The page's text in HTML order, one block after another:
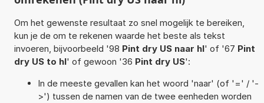
Om het gewenste resultaat zo snel mogelijk te bereiken,
kun je de om te rekenen waarde het beste als tekst
invoeren, bijvoorbeeld '98 Pint dry US naar hl' of '67 Pint
dry US to hl' of gewoon '36 Pint dry US':
In de meeste gevallen kan het woord 'naar' (of '=' / '-
>') tussen de namen van de twee eenheden worden